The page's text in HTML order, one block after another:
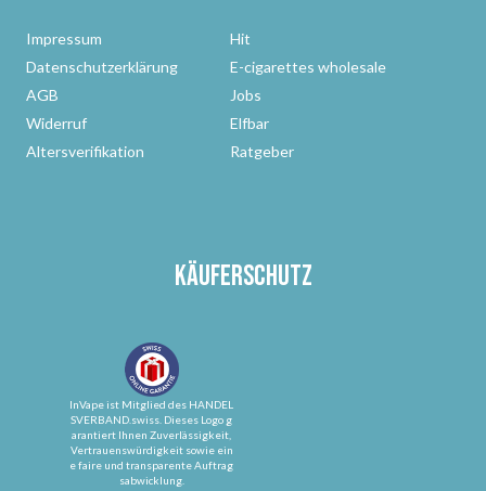
Impressum
Datenschutzerklärung
AGB
Widerruf
Altersverifikation
Hit
E-cigarettes wholesale
Jobs
Elfbar
Ratgeber
Käuferschutz
InVape ist Mitglied des HANDEL
SVERBAND.swiss. Dieses Logo g
arantiert Ihnen Zuverlässigkeit,
Vertrauenswürdigkeit sowie ein
e faire und transparente Auftrag
sabwicklung.